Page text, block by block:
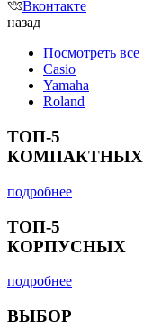
Вконтакте
назад
Посмотреть все
Casio
Yamaha
Roland
ТОП-5
КОМПАКТНЫХ
подробнее
ТОП-5
КОРПУСНЫХ
подробнее
ВЫБОР